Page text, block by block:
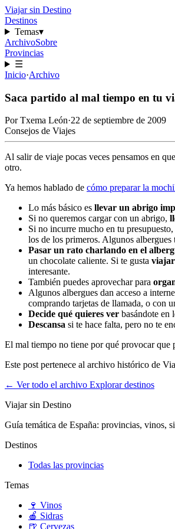
Viajar sin Destino
Destinos
Temas▾
ArchivoSobre
Provincias
☰
Inicio·Archivo
Saca partido al mal tiempo en tu
PorTxema León·22 de septiembre de 2009
Consejos de Viajes
Al salir de viaje pocas veces pensamos en
otro.
Ya hemos hablado de cómo preparar la
Lo más básico es llevar un abrigo
Si no queremos cargar con un abrigo,
Si no incurre mucho en tu
los de los primeros. Algunos
Pasar un rato charlando en el
un chocolate caliente. Si te gusta viajar
interesante.
También puedes aprovechar para
Algunos albergues dan acceso a
comprando tarjetas de llamada, o con
Decide qué quieres ver basándote en
Descansa si te hace falta, pero no te
El mal tiempo no tiene por qué provocar que
Este post pertenece al archivo histórico de
← Ver todo el archivo Explorar destinos
Viajar sin Destino
Guía temática de España: provincias, vinos,
Destinos
Todas las provincias
Temas
🍷 Vinos
🍎 Sidras
🍺 Cervezas